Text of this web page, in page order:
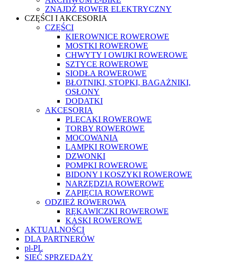
ZNAJDŹ ROWER ELEKTRYCZNY
CZĘŚCI I AKCESORIA
CZĘŚCI
KIEROWNICE ROWEROWE
MOSTKI ROWEROWE
CHWYTY I OWIJKI ROWEROWE
SZTYCE ROWEROWE
SIODŁA ROWEROWE
BŁOTNIKI, STOPKI, BAGAŻNIKI,
OSŁONY
DODATKI
AKCESORIA
PLECAKI ROWEROWE
TORBY ROWEROWE
MOCOWANIA
LAMPKI ROWEROWE
DZWONKI
POMPKI ROWEROWE
BIDONY I KOSZYKI ROWEROWE
NARZĘDZIA ROWEROWE
ZAPIĘCIA ROWEROWE
ODZIEŻ ROWEROWA
RĘKAWICZKI ROWEROWE
KASKI ROWEROWE
AKTUALNOŚCI
DLA PARTNERÓW
pl-PL
SIEĆ SPRZEDAŻY